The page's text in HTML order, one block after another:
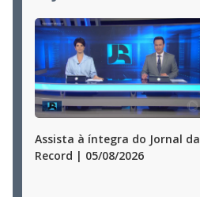
Assista à íntegra do Jornal da
Record | 05/08/2026